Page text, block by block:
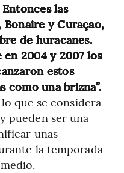
las
Bonaire y Curaçao,
de huracanes.
2004 y 2007 los
estos
como una brizna”.
que se considera
pueden ser una
unas
la temporada